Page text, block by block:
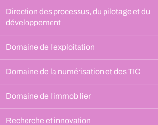
Direction des processus, du pilotage et du
développement
Domaine de l'exploitation
Domaine de la numérisation et des TIC
Domaine de l'immobilier
Recherche et innovation